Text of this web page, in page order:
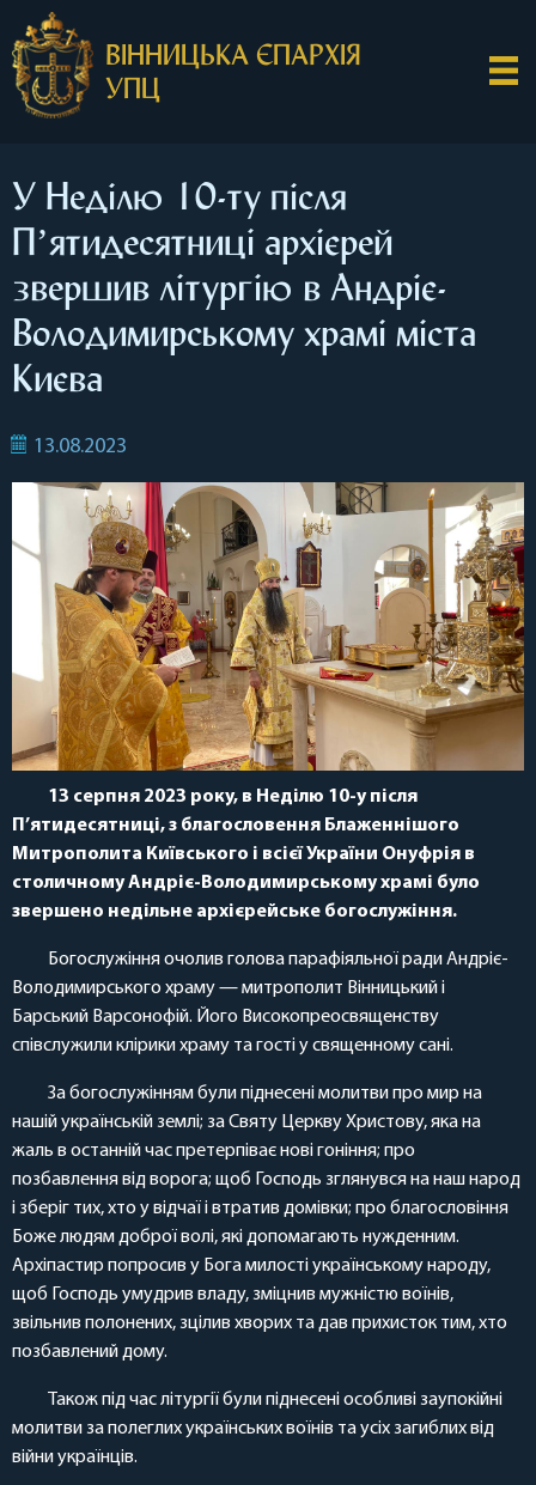
ВІННИЦЬКА ЄПАРХІЯ
УПЦ
У Неділю 10-ту після
Пʼятидесятниці архієрей
звершив літургію в Андріє-
Володимирському храмі міста
Києва
13.08.2023
13 серпня 2023 року, в Неділю 10-у після
П’ятидесятниці,з благословення Блаженнішого
Митрополита Київського і всієї України Онуфрія в
столичному Андріє-Володимирському храмі було
звершено недільне архієрейське богослужіння.
Богослужіння очолив голова парафіяльної ради Андріє-
Володимирського храму — митрополит Вінницький і
Барський Варсонофій. Його Високопреосвященству
співслужили клірики храму та гості у священному сані.
За богослужінням були піднесені молитви про мир на
нашій українській землі; за Святу Церкву Христову, яка на
жаль в останній час претерпіває нові гоніння; про
позбавлення від ворога; щоб Господь зглянувся на наш народ
і зберіг тих, хто у відчаї і втратив домівки; про благословіння
Боже людям доброї волі, які допомагають нужденним.
Архіпастир попросив у Бога милості українському народу,
щоб Господь умудрив владу, зміцнив мужністю воїнів,
звільнив полонених, зцілив хворих та дав прихисток тим, хто
позбавлений дому.
Також під час літургії були піднесені особливі заупокійні
молитви за полеглих українських воїнів та усіх загиблих від
війни українців.